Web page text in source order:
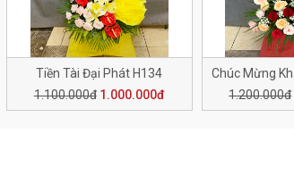
Tiền Tài Đại Phát H134
1.100.000đ 1.000.000đ
1.200.000đ